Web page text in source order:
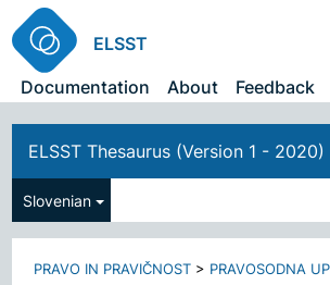
ELSST
Documentation
About Feedback
ELSST Thesaurus (Version 1 - 2020)
Slovenian
PRAVO IN PRAVIČNOST > PRAVOSODNA